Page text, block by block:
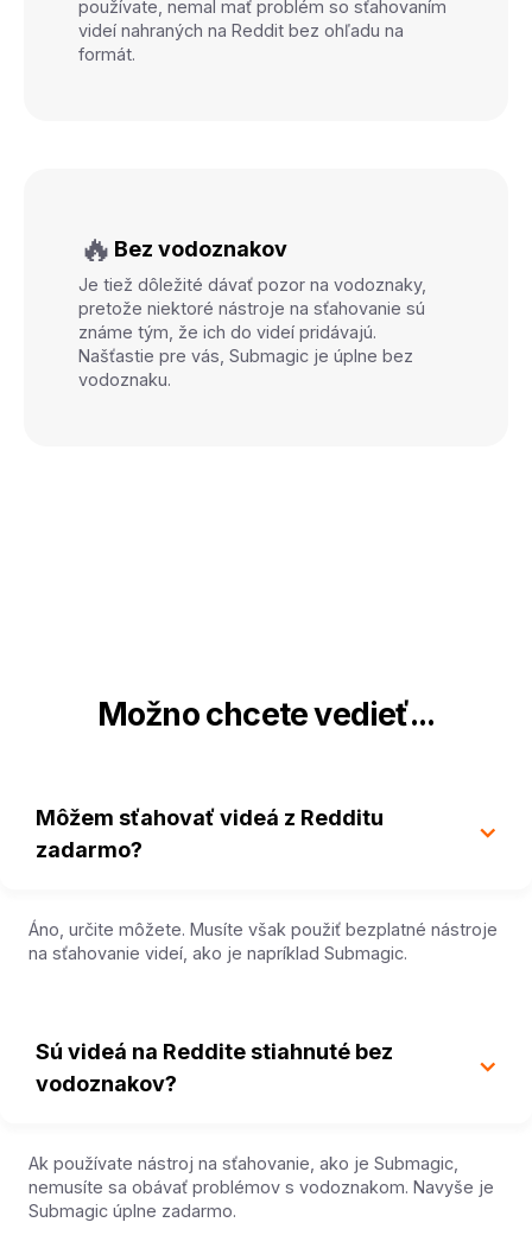
používate, nemal mať problém so sťahovaním
videí nahraných na Reddit bez ohľadu na
formát.
🔥 Bez vodoznakov
Je tiež dôležité dávať pozor na vodoznaky,
pretože niektoré nástroje na sťahovanie sú
známe tým, že ich do videí pridávajú.
Našťastie pre vás, Submagic je úplne bez
vodoznaku.
Možno chcete vedieť...
Môžem sťahovať videá z Redditu
zadarmo?
Áno, určite môžete. Musíte však použiť bezplatné nástroje
na sťahovanie videí, ako je napríklad Submagic.
Sú videá na Reddite stiahnuté bez
vodoznakov?
Ak používate nástroj na sťahovanie, ako je Submagic,
nemusíte sa obávať problémov s vodoznakom. Navyše je
Submagic úplne zadarmo.